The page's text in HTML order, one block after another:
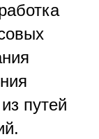
путей